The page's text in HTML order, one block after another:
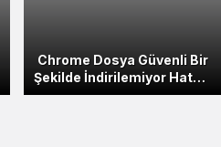
Chrome Dosya Güvenli Bir
Şekilde İndirilemiyor Hatası
ve Çözümü